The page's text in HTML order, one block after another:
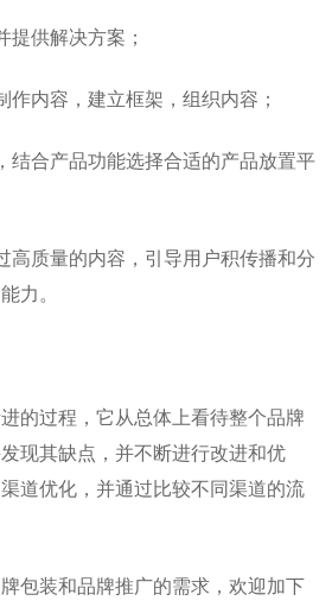
提供解决方案；
作内容，建立框架，组织内容；
结合产品功能选择合适的产品放置平
高质量的内容，引导用户积传播和分
力。
的过程，它从总体上看待整个品牌
现其缺点，并不断进行改进和优
道优化，并通过比较不同渠道的流
包装和品牌推广的需求，欢迎加下